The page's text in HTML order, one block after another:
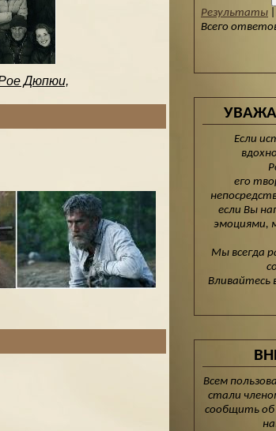
Рое Дюпюи,
Результаты
Всего
Если
его
если Вы
эмоциями,
Мы всегда
Вливайтесь
Всем
стали
сообщить